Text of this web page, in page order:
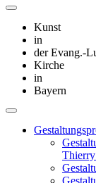
Kunst
in
der Evang.-
Kirche
in
Bayern